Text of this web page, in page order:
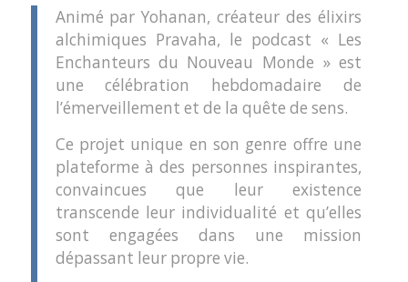
Animé par Yohanan, créateur des élixirs
alchimiques Pravaha, le podcast « Les
Enchanteurs du Nouveau Monde » est
une célébration hebdomadaire de
l’émerveillement et de la quête de sens.
Ce projet unique en son genre offre une
plateforme à des personnes inspirantes,
convaincues que leur existence
transcende leur individualité et qu’elles
sont engagées dans une mission
dépassant leur propre vie.